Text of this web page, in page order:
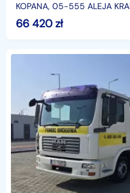
KOPANA, 05-555 ALEJA
Rok produkcji 08.2012r.
UDOKUME
66 420zł